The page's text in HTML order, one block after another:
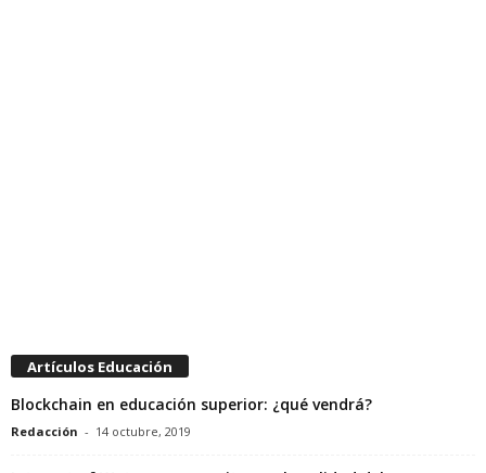
Artículos Educación
Blockchain en educación superior: ¿qué vendrá?
Redacción - 14 octubre, 2019